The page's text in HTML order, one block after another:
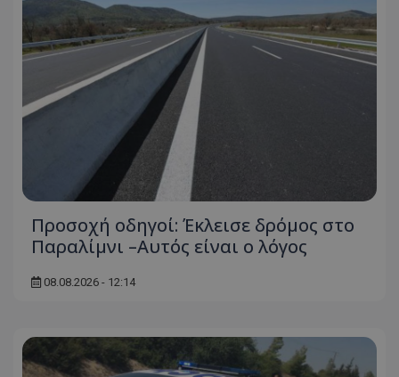
Προσοχή οδηγοί: Έκλεισε δρόμος στο
Παραλίμνι –Αυτός είναι ο λόγος
08.08.2026 - 12:14